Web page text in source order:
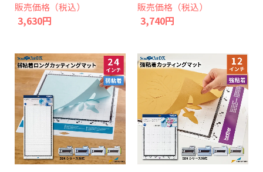
販売価格（税込）
3,630円
販売価格（税込）
3,740円